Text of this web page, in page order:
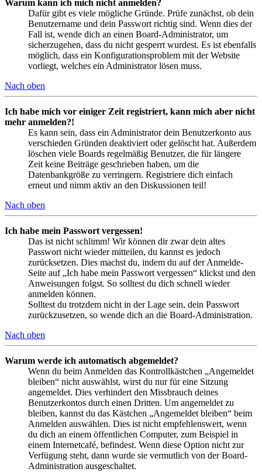
Warum kann ich mich nicht anmelden?
Dafür gibt es viele mögliche Gründe. Prüfe zunächst, ob dein
Benutzername und dein Passwort richtig sind. Wenn dies der
Fall ist, wende dich an einen Board-Administrator, um
sicherzugehen, dass du nicht gesperrt wurdest. Es ist ebenfalls
möglich, dass ein Konfigurationsproblem mit der Website
vorliegt, welches ein Administrator lösen muss.
Nach oben
Ich habe mich vor einiger Zeit registriert, kann mich aber nicht
mehr anmelden?!
Es kann sein, dass ein Administrator dein Benutzerkonto aus
verschieden Gründen deaktiviert oder gelöscht hat. Außerdem
löschen viele Boards regelmäßig Benutzer, die für längere
Zeit keine Beiträge geschrieben haben, um die
Datenbankgröße zu verringern. Registriere dich einfach
erneut und nimm aktiv an den Diskussionen teil!
Nach oben
Ich habe mein Passwort vergessen!
Das ist nicht schlimm! Wir können dir zwar dein altes
Passwort nicht wieder mitteilen, du kannst es jedoch
zurücksetzen. Dies machst du, indem du auf der Anmelde-
Seite auf „Ich habe mein Passwort vergessen“ klickst und den
Anweisungen folgst. So solltest du dich schnell wieder
anmelden können.
Solltest du trotzdem nicht in der Lage sein, dein Passwort
zurückzusetzen, so wende dich an die Board-Administration.
Nach oben
Warum werde ich automatisch abgemeldet?
Wenn du beim Anmelden das Kontrollkästchen „Angemeldet
bleiben“ nicht auswählst, wirst du nur für eine Sitzung
angemeldet. Dies verhindert den Missbrauch deines
Benutzerkontos durch einen Dritten. Um angemeldet zu
bleiben, kannst du das Kästchen „Angemeldet bleiben“ beim
Anmelden auswählen. Dies ist nicht empfehlenswert, wenn
du dich an einem öffentlichen Computer, zum Beispiel in
einem Internetcafé, befindest. Wenn diese Option nicht zur
Verfügung steht, dann wurde sie vermutlich von der Board-
Administration ausgeschaltet.